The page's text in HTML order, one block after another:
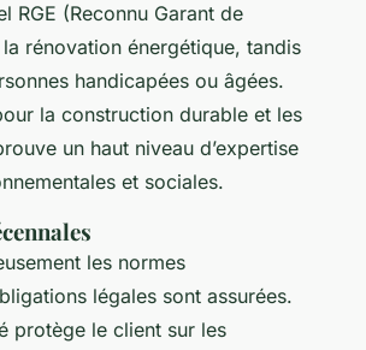
RGE (Reconnu Garant de
la rénovation énergétique, tandis
handicapées ou âgées.
la construction durable et les
un haut niveau d’expertise
et sociales.
les normes
légales sont assurées.
protège le client sur les